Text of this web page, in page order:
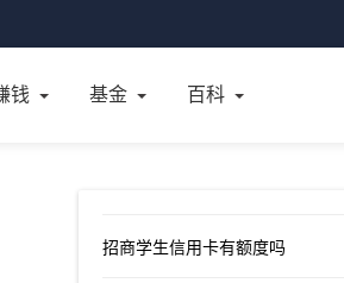
钱 基金 百科
招商学生信用卡有额度吗